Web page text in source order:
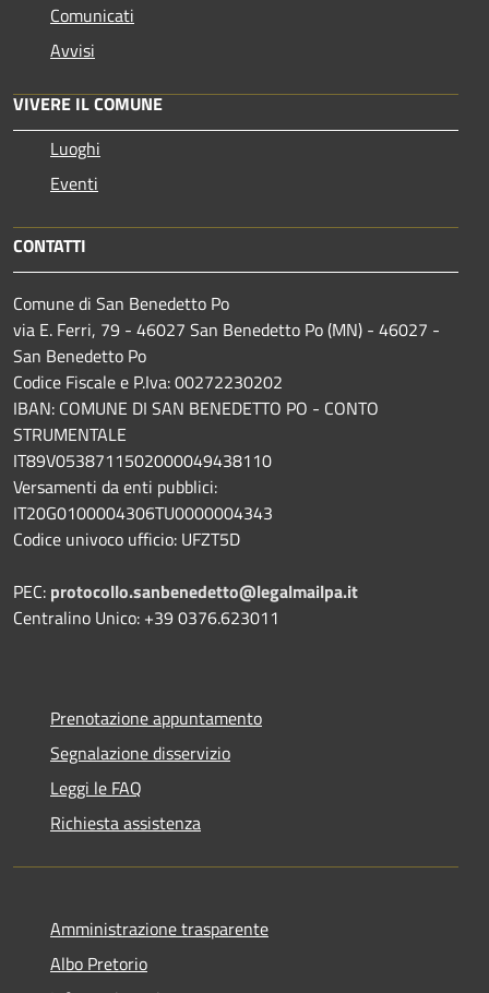
Comunicati
Avvisi
VIVERE IL COMUNE
Luoghi
Eventi
CONTATTI
Comune di San Benedetto Po
via E. Ferri, 79 - 46027 San Benedetto Po (MN) - 46027 -
San Benedetto Po
Codice Fiscale e P.Iva: 00272230202
IBAN: COMUNE DI SAN BENEDETTO PO - CONTO
STRUMENTALE
IT89V0538711502000049438110
Versamenti da enti pubblici:
IT20G0100004306TU0000004343
Codice univoco ufficio: UFZT5D
PEC: protocollo.sanbenedetto@legalmailpa.it
Centralino Unico: +39 0376.623011
Prenotazione appuntamento
Segnalazione disservizio
Leggi le FAQ
Richiesta assistenza
Amministrazione trasparente
Albo Pretorio